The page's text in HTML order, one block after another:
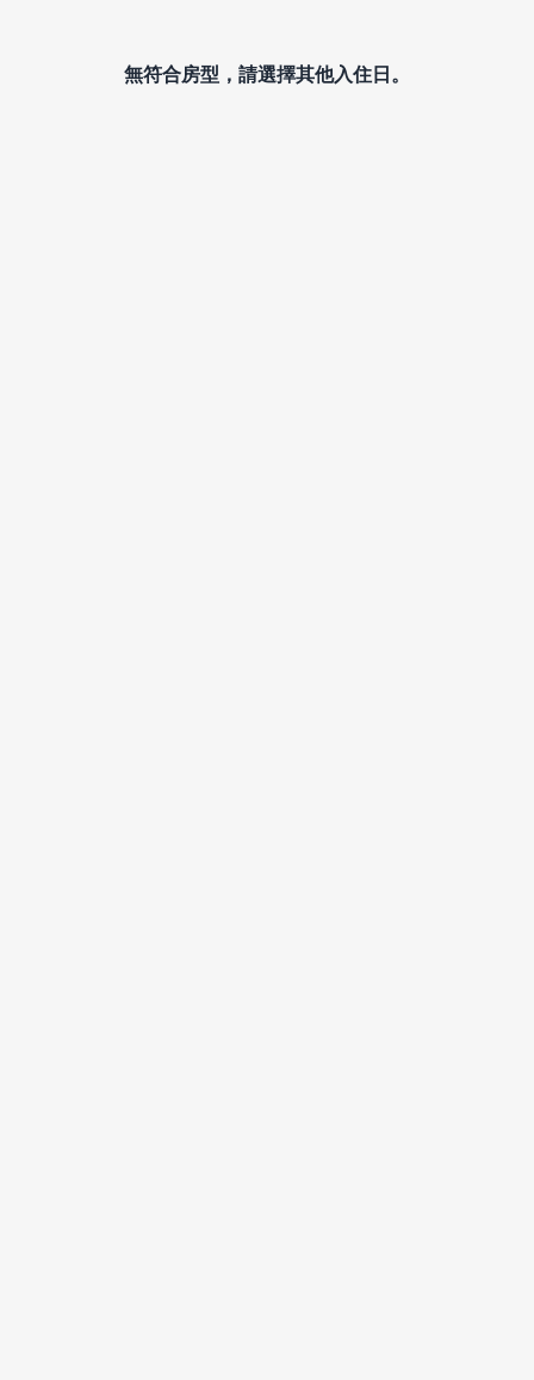
無符合房型，請選擇其他入住日。